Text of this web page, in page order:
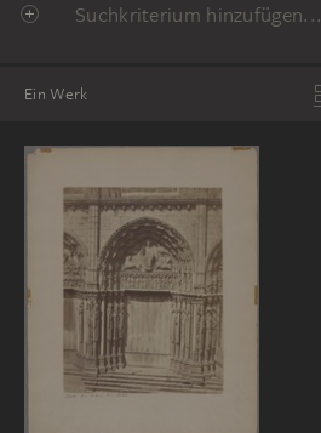
Suchkriterium hinzufügen...
Ein Werk